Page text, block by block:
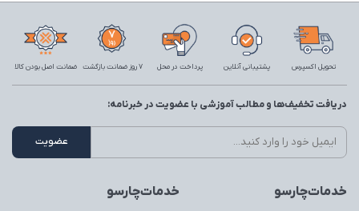
تحویل اکسپرس پشتیبانی آنلاین پرداخت در محل 7 روز ضمانت بازگشت ضمانت اصل بودن کالا
خدمات‌چارسو خدمات‌چارسو
دریافت تخفیف‌ها و مطالب آموزشی با عضویت در خبرنامه: